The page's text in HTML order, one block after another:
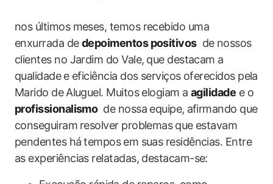
nos últimos meses, temos recebido uma
enxurrada dedepoimentos positivos‌ de nossos ​
clientes no‍ Jardim ‍do​ Vale,⁣ que destacam a
qualidade⁣ e eficiência dos serviços oferecidos pela‌
Marido de ⁣Aluguel. Muitos elogiam‌ aagilidade ‍e‌ o
profissionalismo‌ de nossa equipe, ⁤afirmando que
conseguiram ⁢resolver ‌problemas ⁢que estavam⁣
pendentes há ⁤tempos⁤ em suas residências. Entre‌
as experiências relatadas, destacam-se: